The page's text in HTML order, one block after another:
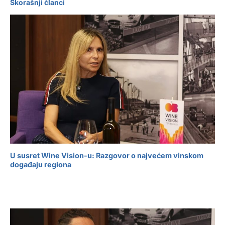
Skorašnji članci
U susret Wine Vision-u: Razgovor o najvećem vinskom
događaju regiona